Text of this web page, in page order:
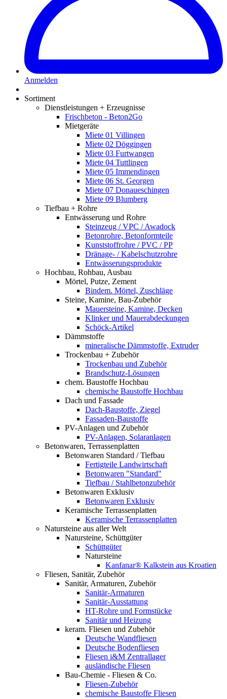
Anmelden
Sortiment
Dienstleistungen + Erzeugnisse
Frischbeton - Beton2Go
Mietgeräte
Miete 01 Villingen
Miete 02 Döggingen
Miete 03 Furtwangen
Miete 04 Tuttlingen
Miete 05 Immendingen
Miete 06 St. Georgen
Miete 07 Donaueschingen
Miete 09 Blumberg
Tiefbau + Rohre
Entwässerung und Rohre
Steinzeug / VPC / Awadock
Betonrohre, Betonformteile
Kunststoffrohre / PVC / PP
Dränage- / Kabelschutzrohre
Entwässerungsprodukte
Hochbau, Rohbau, Ausbau
Mörtel, Putze, Zement
Bindem. Mörtel, Zuschläge
Steine, Kamine, Bau-Zubehör
Mauersteine, Kamine, Decken
Klinker und Mauerabdeckungen
Schöck-Artikel
Dämmstoffe
mineralische Dämmstoffe, Extruder
Trockenbau + Zubehör
Trockenbau und Zubehör
Brandschutz-Lösungen
chem. Baustoffe Hochbau
chemische Baustoffe Hochbau
Dach und Fassade
Dach-Baustoffe, Ziegel
Fassaden-Baustoffe
PV-Anlagen und Zubehör
PV-Anlagen, Solaranlagen
Betonwaren, Terrassenplatten
Betonwaren Standard / Tiefbau
Fertigteile Landwirtschaft
Betonwaren "Standard"
Tiefbau / Stahlbetonzubehör
Betonwaren Exklusiv
Betonwaren Exklusiv
Keramische Terrassenplatten
Keramische Terrassenplatten
Natursteine aus aller Welt
Natursteine, Schüttgüter
Schüttgüter
Natursteine
Kanfanar® Kalkstein aus Kroatien
Fliesen, Sanitär, Zubehör
Sanitär, Armaturen, Zubehör
Sanitär-Armaturen
Sanitär-Ausstattung
HT-Rohre und Formstücke
Sanitär und Heizung
keram. Fliesen und Zubehör
Deutsche Wandfliesen
Deutsche Bodenfliesen
Fliesen i&M Zentrallager
ausländische Fliesen
Bau-Chemie - Fliesen & Co.
Fliesen-Zubehör
chemische Baustoffe Fliesen